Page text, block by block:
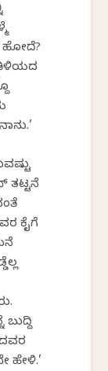
ಹೋದೆ?
ತಿಳಿಯದ
ತಟ್ಟನೆ
ಕೈಗೆ
ಹೇಳಿ.’